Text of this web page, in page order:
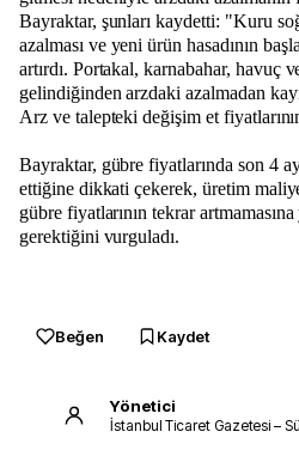
Bayraktar, şunları kaydetti: "Kuru
azalması ve yeni ürün hasadının
artırdı. Portakal, karnabahar, havuç
gelindiğinden arzdaki azalmadan
Arz ve talepteki değişim et
Bayraktar, gübre fiyatlarında son 4
ettiğine dikkati çekerek, üretim
gübre fiyatlarının tekrar
gerektiğini vurguladı.
Beğen Kaydet
Yönetici
İstanbul Ticaret Gazetesi –